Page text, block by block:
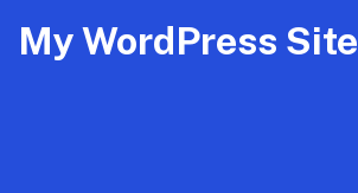
My WordPress Site